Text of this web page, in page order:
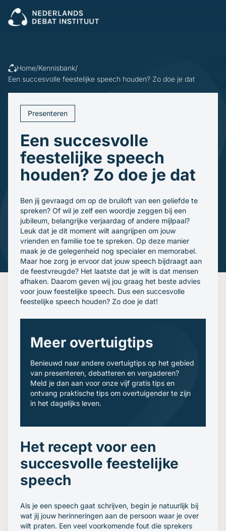
Open cursus
Incompany
Politiek
Dagvoorzitters
Dagvoorzitters
Gespreksleiders
Voor wie
Bedrijfsleven
Politiek en gemeenten
Beroepsopleiders
Brancheverenigingen
Ondernemingsraden
Kennisbank
Blogs en video's
Boeken
Downloads
Over ons
Ons verhaal
Inschrijven
Gratis oefenavonden
Contact
Home/Kennisbank/
Een succesvolle feestelijke speech houden? Zo doe je dat
Presenteren
Een succesvolle
feestelijke speech
houden? Zo doe je dat
Ben jij gevraagd om op de bruiloft van een geliefde te
spreken? Of wil je zelf een woordje zeggen bij een
jubileum, belangrijke verjaardag of andere mijlpaal?
Leuk dat je dit moment wilt aangrijpen om jouw
vrienden en familie toe te spreken. Op deze manier
maak je de gelegenheid nog specialer en memorabel.
Maar hoe zorg je ervoor dat jouw speech bijdraagt aan
de feestvreugde? Het laatste dat je wilt is dat mensen
afhaken. Daarom geven wij jou graag het beste advies
voor jouw feestelijke speech. Dus een succesvolle
feestelijke speech houden? Zo doe je dat!
Meer overtuigtips
Benieuwd naar andere overtuigtips op het gebied
van presenteren, debatteren en vergaderen?
Meld je dan aan voor onze vijf gratis tips en
ontvang praktische tips om overtuigender te zijn
in het dagelijks leven.
Het recept voor een
succesvolle feestelijke
speech
Als je een speech gaat schrijven, begin je natuurlijk bij
wat jij jouw herinneringen aan de persoon waar je over
wilt praten. Een veel voorkomende fout die sprekers